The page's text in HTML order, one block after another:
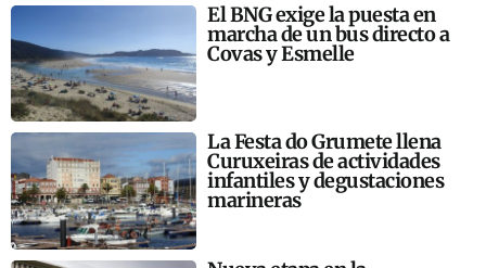
El BNG exige la puesta en
marcha de un bus directo a
Covas y Esmelle
La Festa do Grumete llena
Curuxeiras de actividades
infantiles y degustaciones
marineras